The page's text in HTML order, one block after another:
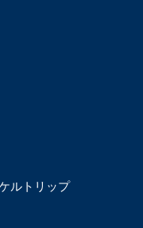
ルトリップ